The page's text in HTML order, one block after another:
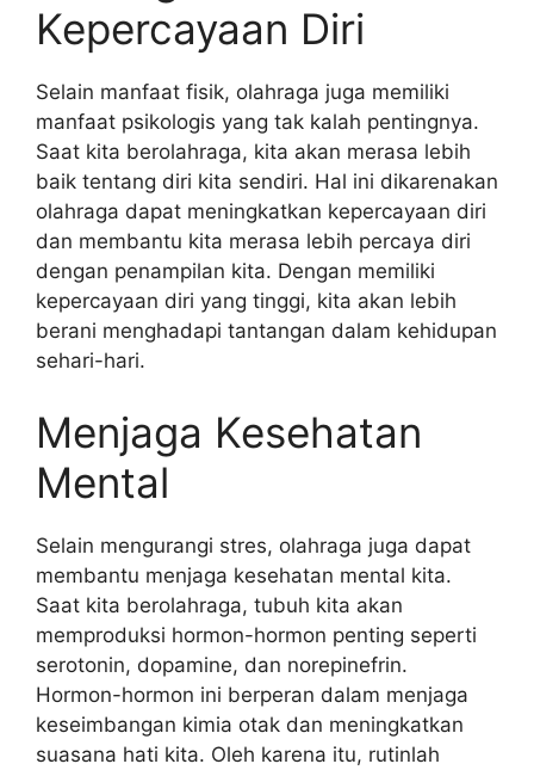
Kepercayaan Diri
Selain manfaat fisik, olahraga juga memiliki
manfaat psikologis yang tak kalah pentingnya.
Saat kita berolahraga, kita akan merasa lebih
baik tentang diri kita sendiri. Hal ini dikarenakan
olahraga dapat meningkatkan kepercayaan diri
dan membantu kita merasa lebih percaya diri
dengan penampilan kita. Dengan memiliki
kepercayaan diri yang tinggi, kita akan lebih
berani menghadapi tantangan dalam kehidupan
sehari-hari.
Menjaga Kesehatan
Mental
Selain mengurangi stres, olahraga juga dapat
membantu menjaga kesehatan mental kita.
Saat kita berolahraga, tubuh kita akan
memproduksi hormon-hormon penting seperti
serotonin, dopamine, dan norepinefrin.
Hormon-hormon ini berperan dalam menjaga
keseimbangan kimia otak dan meningkatkan
suasana hati kita. Oleh karena itu, rutinlah